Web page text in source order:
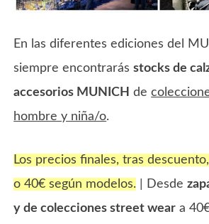
En las diferentes ediciones del
siempre encontrarásstocks de
accesorios MUNICH de
hombre y niña/o.
Los precios finales, tras
o 40€ según modelos. | Desde
y de colecciones street wear a